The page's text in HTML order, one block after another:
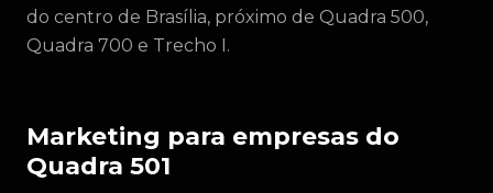
do centro de Brasília, próximo de Quadra 500,
Quadra 700 e Trecho I.
Marketing para empresas do
Quadra 501